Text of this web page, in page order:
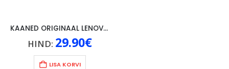
KAANED ORIGINAAL LENOVO TAB 4 10″, HALL
HIND: 29.90€
LISA KORVI